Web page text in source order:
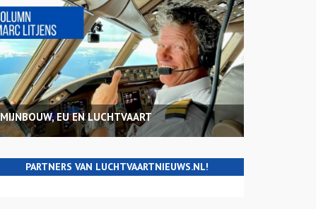
MIJNBOUW, EU EN LUCHTVAART
PARTNERS VAN LUCHTVAARTNIEUWS.NL!